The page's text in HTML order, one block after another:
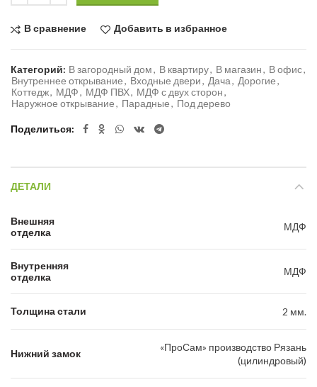
В сравнение Добавить в избранное
Категорий: В загородный дом, В квартиру, В магазин, В офис,
Внутреннее открывание, Входные двери, Дача, Дорогие,
Коттедж, МДФ, МДФ ПВХ, МДФ с двух сторон,
Наружное открывание, Парадные, Под дерево
Поделиться
ДЕТАЛИ
Внешняя
отделка
МДФ
Внутренняя
отделка
МДФ
Толщина стали 2 мм.
Нижний замок
«ПроСам» производство Рязань
(цилиндровый)